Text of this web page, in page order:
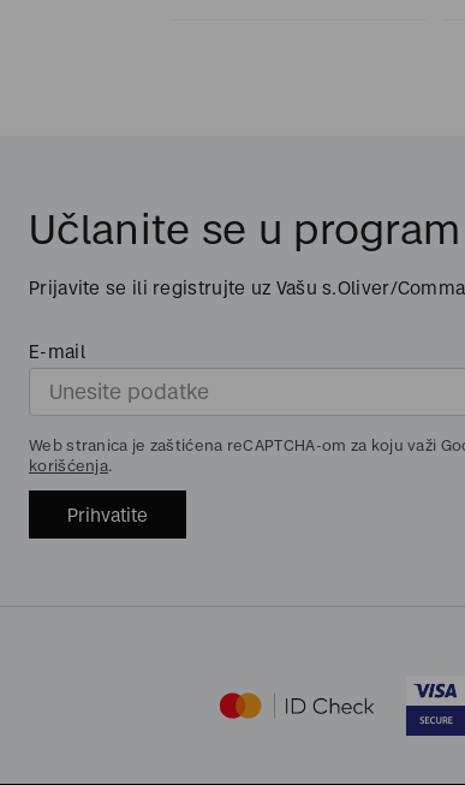
Učlanite se u
Prijavite se ili registrujte uz Vašu s.Oliver/
E-mail
Web stranica je zaštićena reCAPTCHA-om za koju važi
korišćenja.
Prihvatite